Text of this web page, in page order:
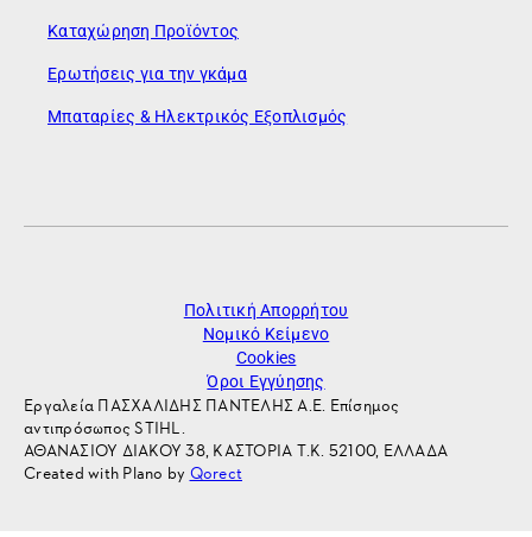
Καταχώρηση Προϊόντος
Ερωτήσεις για την γκάμα
Μπαταρίες & Ηλεκτρικός Εξοπλισμός
Πολιτική Απορρήτου
Νομικό Κείμενο
Cookies
Όροι Εγγύησης
Εργαλεία ΠΑΣΧΑΛΙΔΗΣ ΠΑΝΤΕΛΗΣ Α.Ε. Επίσημος
αντιπρόσωπος STIHL.
ΑΘΑΝΑΣΙΟΥ ΔΙΑΚΟΥ 38, ΚΑΣΤΟΡΙΑ Τ.Κ. 52100, ΕΛΛΑΔΑ
Created with Plano by Qorect